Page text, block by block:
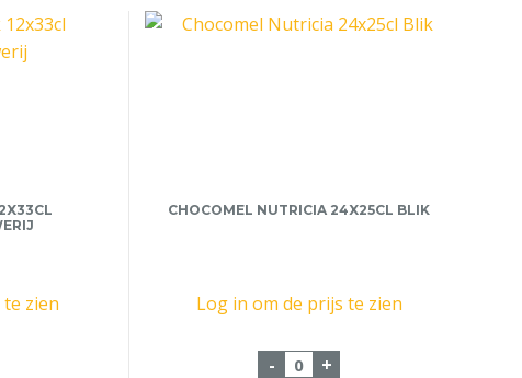
zien
Goedzak 12x33cl Scheldebrouwerij aantal
CHOCOMEL NUTRICIA 24X25CL BLIK
Log in om de prijs te zien
- Chocomel Nutricia
+